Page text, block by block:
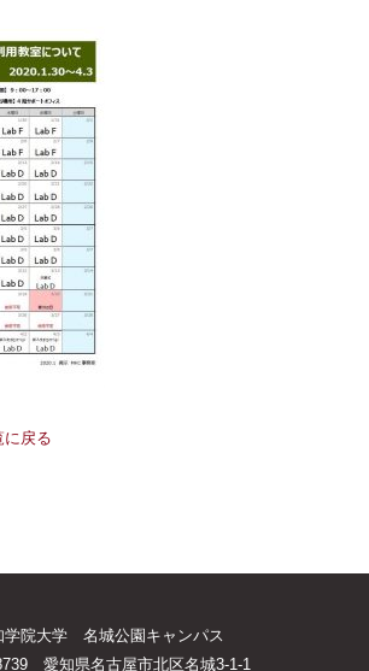
セス
WebCampus
に戻る
学院大学 名城公園キャンパス
愛知県名古屋市北区名城3-1-1